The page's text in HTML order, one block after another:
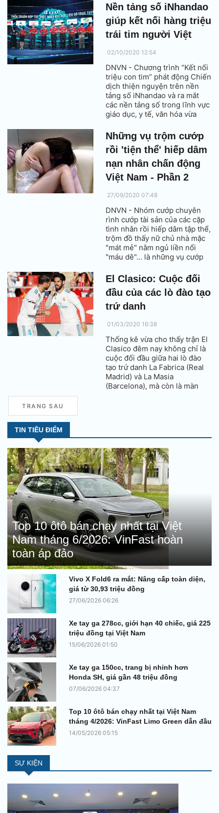
Đặng Thu Thảo cũng giản dị
như bao người mẹ khác.
Nền tảng số iNhandao
giúp kết nối hàng triệu
trái tim người Việt
02/10/2020 12:54
DNVN - Chương trình “Kết nối
triệu con tim” phát động Chiến
dịch thiện nguyện trên nền
tảng số iNhandao và ra mắt
các nền tảng số trong lĩnh vực
giáo dục, y tế, văn hóa vừa
1/10/2020.
Những vụ trộm cướp
rồi 'tiện thể' hiếp dâm
nạn nhân chấn động
Việt Nam - Phần 2
27/09/2020 07:48
DNVN - Nhóm cướp chuyên
rình cướp tài sản của các cặp
tình nhân rồi hiếp dâm tập thể,
trộm đồ thấy nữ chủ nhà mặc
"mát mẻ" nằm ngủ liền nổi
"máu dê"... là những vụ cướp
Nam.
El Clasico: Cuộc đối
đầu của các lò đào tạo
trứ danh
01/03/2020 16:38
Thống kê vừa cho thấy trận El
Clasico đêm nay không chỉ là
cuộc đối đầu giữa hai lò đào
tạo trứ danh La Fabrica (Real
Madrid) và La Masia
(Barcelona), mà còn là màn
TRANG SAU
TIN TIÊU ĐIỂM
Top 10 ôtô bán chạy nhất tại Việt
Nam tháng 6/2026: VinFast hoàn
toàn áp đảo
Vivo X Fold6 ra mắt: Nâng cấp toàn diện,
giá từ 30,93 triệu đồng
27/06/2026 06:26
Xe tay ga 278cc, giới hạn 40 chiếc, giá 225
triệu đồng tại Việt Nam
15/06/2026 01:50
Xe tay ga 150cc, trang bị nhỉnh hơn
Honda SH, giá gần 48 triệu đồng
07/06/2026 04:37
Top 10 ôtô bán chạy nhất tại Việt Nam
tháng 4/2026: VinFast Limo Green dẫn đầu
14/05/2026 05:15
SỰ KIỆN